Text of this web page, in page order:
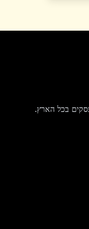
בכל הארץ.